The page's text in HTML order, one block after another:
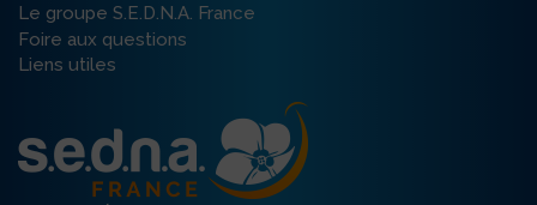
Le groupe S.E.D.N.A. France
Foire aux questions
Liens utiles